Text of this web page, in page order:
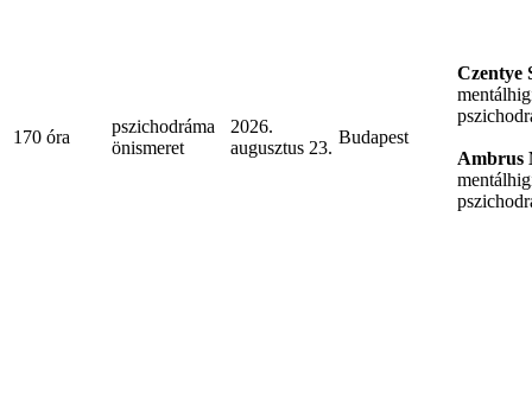
170 óra
pszichodráma
önismeret
2026.
augusztus 23.
Budapest
Czentye
Ambrus